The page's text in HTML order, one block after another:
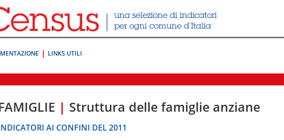
LINKS UTILI
| Struttura delle famiglie anziane
AI CONFINI DEL 2011